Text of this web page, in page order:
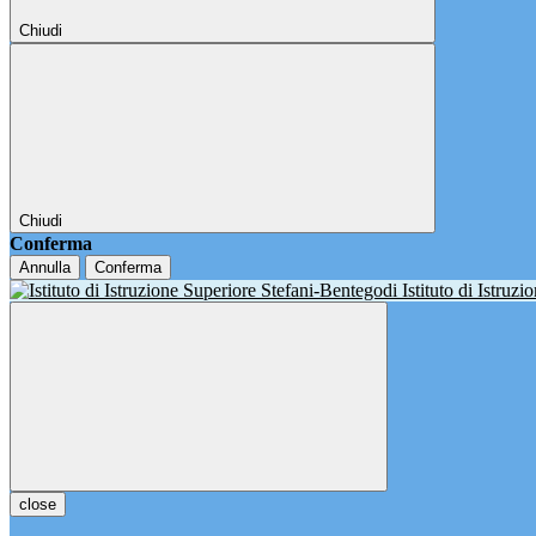
Chiudi
Chiudi
Conferma
Annulla Conferma
Istituto di
close